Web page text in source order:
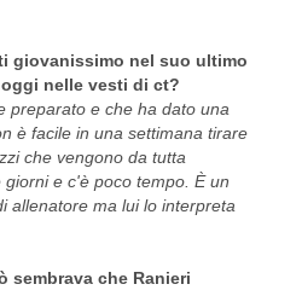
giovanissimo nel suo ultimo
nelle vesti di ct?
preparato e che ha dato una
è facile in una settimana tirare
che vengono da tutta
e c'è poco tempo. È un
allenatore ma lui lo interpreta
sembrava che Ranieri